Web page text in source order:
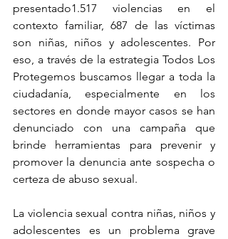
presentado1.517 violencias en el
contexto familiar, 687 de las víctimas
son niñas, niños y adolescentes. Por
eso, a través de la estrategia Todos Los
Protegemos buscamos llegar a toda la
ciudadanía, especialmente en los
sectores en donde mayor casos se han
denunciado con una campaña que
brinde herramientas para prevenir y
promover la denuncia ante sospecha o
certeza de abuso sexual.
La violencia sexual contra niñas, niños y
adolescentes es un problema grave